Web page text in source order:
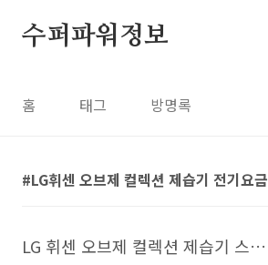
수퍼파워정보
홈 태그 방명록
LG휘센 오브제 컬렉션 제습기 전기요금
LG 휘센 오브제 컬렉션 제습기 스펙과 전기요금을 알아보자